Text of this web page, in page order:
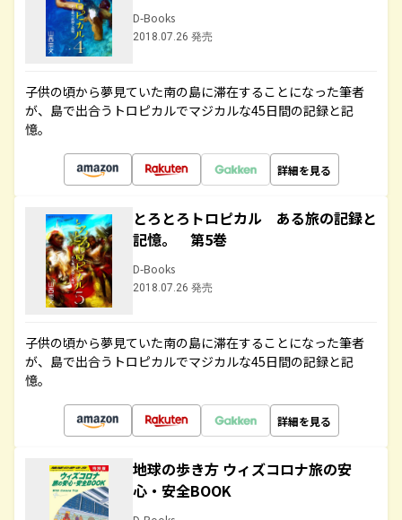
D-Books
2018.07.26 発売
子供の頃から夢見ていた南の島に滞在することになった筆者
が、島で出合うトロピカルでマジカルな45日間の記録と記
憶。
詳細を見る
とろとろトロピカル ある旅の記録と
記憶。 第5巻
D-Books
2018.07.26 発売
子供の頃から夢見ていた南の島に滞在することになった筆者
が、島で出合うトロピカルでマジカルな45日間の記録と記
憶。
詳細を見る
地球の歩き方 ウィズコロナ旅の安
心・安全BOOK